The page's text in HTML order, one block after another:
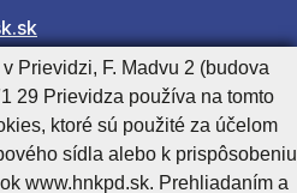
informáciíVyhlásenie o prístupnosti
Prievidzi, F. Madvu 2 (budova
29 Prievidza používa na tomto
ktoré sú použité za účelom
sídla alebo k prispôsobeniu
www.hnkpd.sk. Prehliadaním a